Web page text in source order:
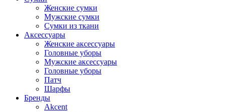
Женские сумки
Мужские сумки
Сумки из ткани
Аксессуары
Женские аксессуары
Головные уборы
Мужские аксессуары
Головные уборы
Патч
Шарфы
Бренды
Akcent